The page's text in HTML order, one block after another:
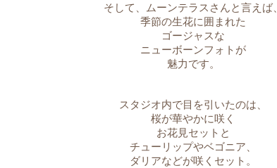
そして、ムーンテラスさんと言えば、
季節の生花に囲まれた
ゴージャスな
ニューボーンフォトが
魅力です。
スタジオ内で目を引いたのは、
桜が華やかに咲く
お花見セットと
チューリップやベゴニア、
ダリアなどが咲くセット。